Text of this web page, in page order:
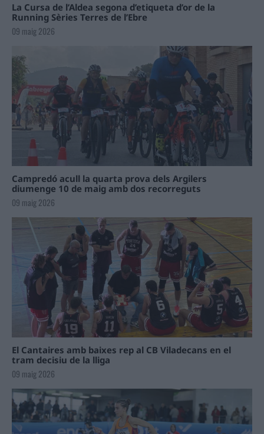
La Cursa de l’Aldea segona d’etiqueta d’or de la
Running Sèries Terres de l’Ebre
09 maig 2026
Campredó acull la quarta prova dels Argilers
diumenge 10 de maig amb dos recorreguts
09 maig 2026
El Cantaires amb baixes rep al CB Viladecans en el
tram decisiu de la lliga
09 maig 2026